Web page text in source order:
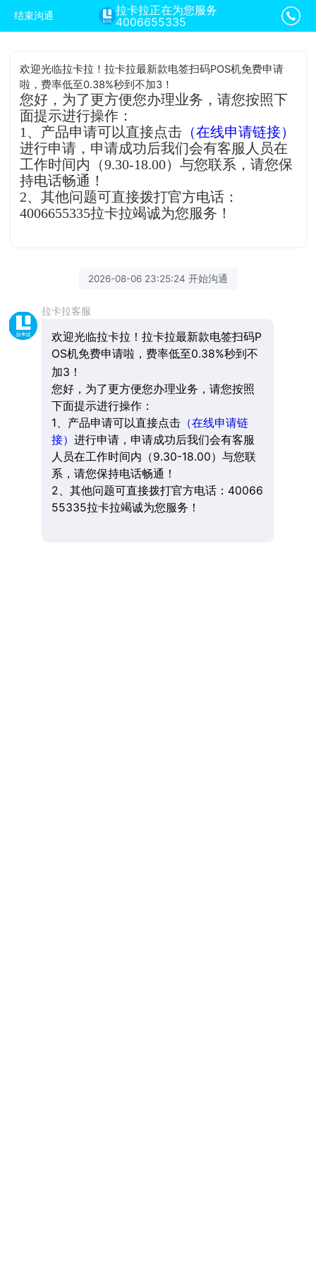
结束沟通
拉卡拉正在为您服务
4006655335
欢迎光临拉卡拉！拉卡拉最新款电签扫码POS机免费申请
啦，费率低至0.38%秒到不加3！
您好，为了更方便您办理业务，请您按照下
面提示进行操作：
1、产品申请可以直接点击 （在线申请链接）
进行申请，申请成功后我们会有客服人员在
工作时间内（9.30-18.00）与您联系，请您保
持电话畅通！
2、其他问题可直接拨打官方电话：
4006655335拉卡拉竭诚为您服务！
2026-08-06 23:25:24 开始沟通
拉卡拉客服
欢迎光临拉卡拉！拉卡拉最新款电签扫码P
OS机免费申请啦，费率低至0.38%秒到不
加3！
您好，为了更方便您办理业务，请您按照
下面提示进行操作：
1、产品申请可以直接点击（在线申请链
接） 进行申请，申请成功后我们会有客服
人员在工作时间内（9.30-18.00）与您联
系，请您保持电话畅通！
2、其他问题可直接拨打官方电话：40066
55335拉卡拉竭诚为您服务！